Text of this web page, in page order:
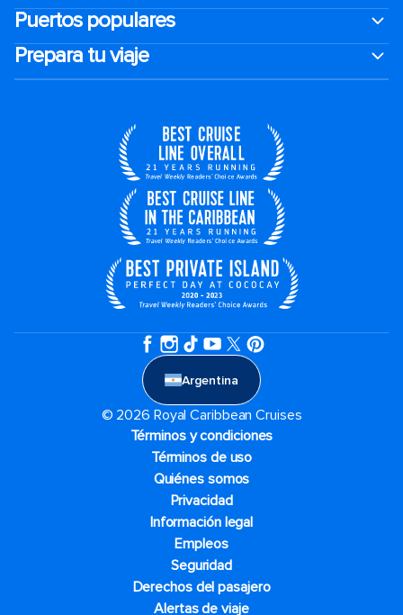
Puertos populares
Prepara tu viaje
Argentina
© 2026 Royal Caribbean Cruises
Términos y condiciones
Términos de uso
Quiénes somos
Privacidad
Información legal
Empleos
Seguridad
Derechos del pasajero
Alertas de viaje